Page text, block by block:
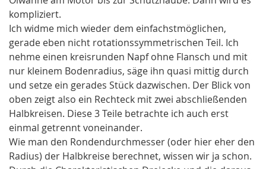
kompliziert.
Ich widme mich wieder dem einfachstmöglichen,
gerade eben nicht rotationssymmetrischen Teil. Ich
nehme einen kreisrunden Napf ohne Flansch und mit
nur kleinem Bodenradius, säge ihn quasi mittig durch
und setze ein gerades Stück dazwischen. Der Blick von
oben zeigt also ein Rechteck mit zwei abschließenden
Halbkreisen. Diese 3 Teile betrachte ich auch erst
einmal getrennt voneinander.
Wie man den Rondendurchmesser (oder hier eher den
Radius) der Halbkreise berechnet, wissen wir ja schon.